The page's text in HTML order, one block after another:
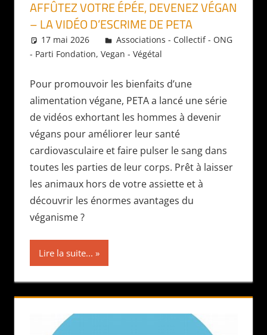
AFFÛTEZ VOTRE ÉPÉE, DEVENEZ VÉGAN
– LA VIDÉO D’ESCRIME DE PETA
17 mai 2026 Daniel
Associations - Collectif - ONG
- Parti Fondation, Vegan - Végétal
Pour promouvoir les bienfaits d’une
alimentation végane, PETA a lancé une série
de vidéos exhortant les hommes à devenir
végans pour améliorer leur santé
cardiovasculaire et faire pulser le sang dans
toutes les parties de leur corps. Prêt à laisser
les animaux hors de votre assiette et à
découvrir les énormes avantages du
véganisme ?
Lire la suite...